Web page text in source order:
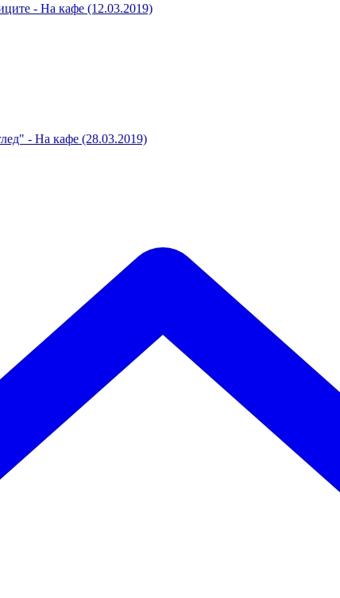
- На кафе (12.03.2019)
- На кафе (28.03.2019)